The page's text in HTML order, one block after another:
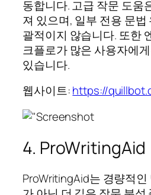
동합니다. 고급 작문 도움
져 있으며, 일부 전용 문
괄적이지 않습니다. 또한
크플로가 많은 사용자에
있습니다.
웹사이트:https://
4. ProWritingAid
ProWritingAid는 경량적